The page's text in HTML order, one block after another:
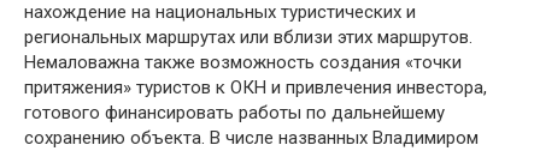
нахождение на национальных туристических и
региональных маршрутах или вблизи этих маршрутов.
Немаловажна также возможность создания «точки
притяжения» туристов к ОКН и привлечения инвестора,
готового финансировать работы по дальнейшему
сохранению объекта. В числе названных Владимиром